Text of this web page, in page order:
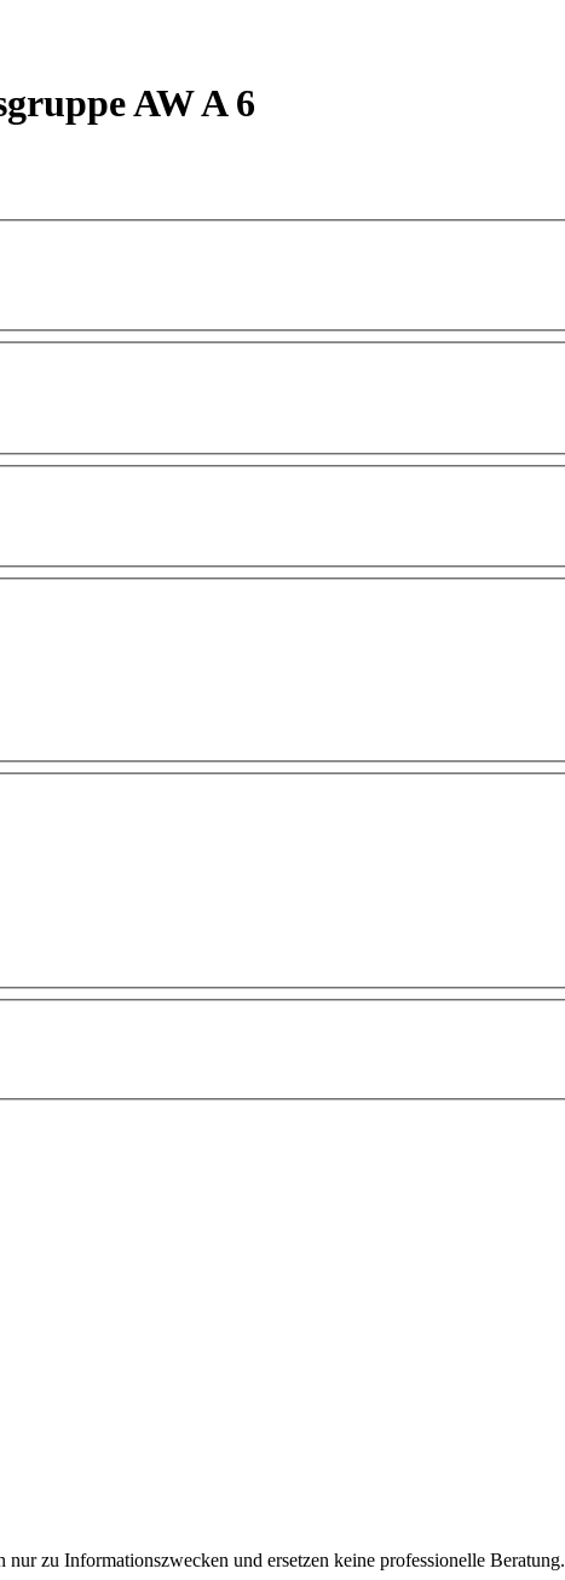
AW A 6
zu Informationszwecken und ersetzen keine professionelle Beratung.